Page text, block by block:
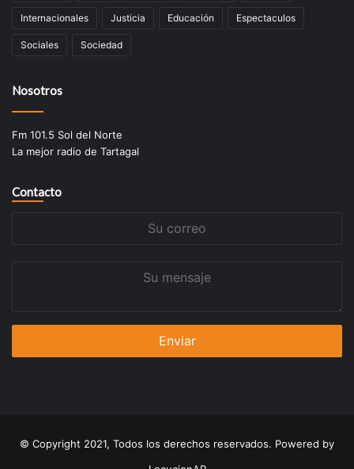
Internacionales Justicia Educación Espectaculos
Sociales Sociedad
Nosotros
Fm 101.5 Sol del Norte
La mejor radio de Tartagal
Contacto
© Copyright 2021, Todos los derechos reservados. Powered by